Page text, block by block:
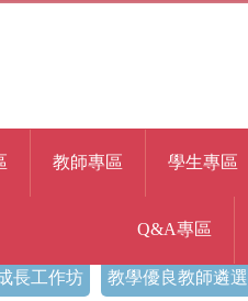
長工作坊 教學優良教師遴選
教師專區 學生專區
Q&A專區